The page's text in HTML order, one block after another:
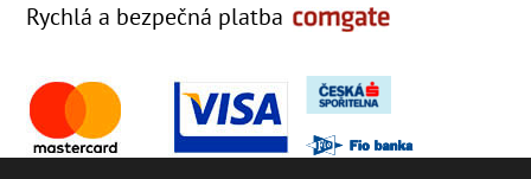
Rychlá a bezpečná platba